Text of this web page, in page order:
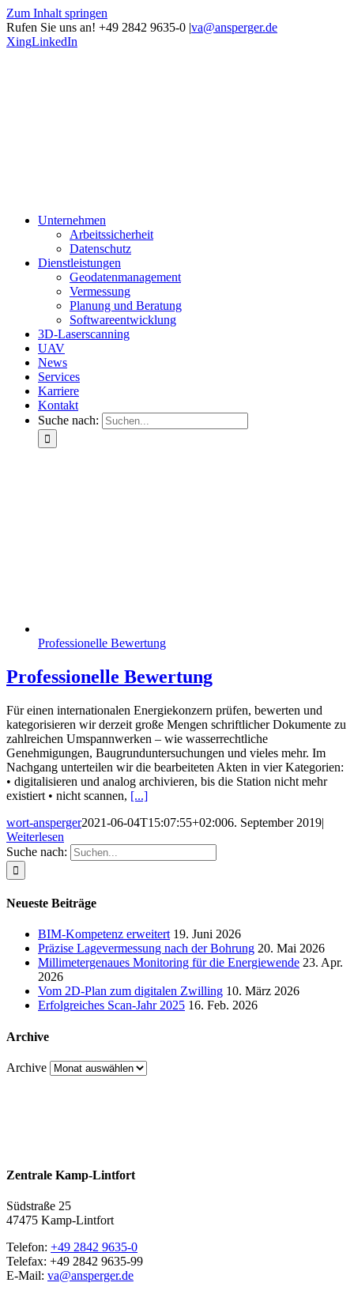
Zum Inhalt springen
Rufen Sie uns an! +49 2842 9635-0 |va@ansperger.de
XingLinkedIn
Unternehmen
Arbeitssicherheit
Datenschutz
Dienstleistungen
Geodatenmanagement
Vermessung
Planung und Beratung
Softwareentwicklung
3D-Laserscanning
UAV
News
Services
Karriere
Kontakt
Suche nach:
Professionelle Bewertung
Professionelle Bewertung
Für einen internationalen Energiekonzern prüfen, bewerten und
kategorisieren wir derzeit große Mengen schriftlicher Dokumente zu
zahlreichen Umspannwerken – wie wasserrechtliche
Genehmigungen, Baugrunduntersuchungen und vieles mehr. Im
Nachgang unterteilen wir die bearbeiteten Akten in vier Kategorien:
• digitalisieren und analog archivieren, bis die Station nicht mehr
existiert • nicht scannen, [...]
wort-ansperger2021-06-04T15:07:55+02:006. September 2019|
Weiterlesen
Suche nach:
Neueste Beiträge
BIM-Kompetenz erweitert 19. Juni 2026
Präzise Lagevermessung nach der Bohrung 20. Mai 2026
Millimetergenaues Monitoring für die Energiewende 23. Apr.
2026
Vom 2D-Plan zum digitalen Zwilling 10. März 2026
Erfolgreiches Scan-Jahr 2025 16. Feb. 2026
Archive
Archive
Zentrale Kamp-Lintfort
Südstraße 25
47475 Kamp-Lintfort
Telefon: +49 2842 9635-0
Telefax: +49 2842 9635-99
E-Mail: va@ansperger.de